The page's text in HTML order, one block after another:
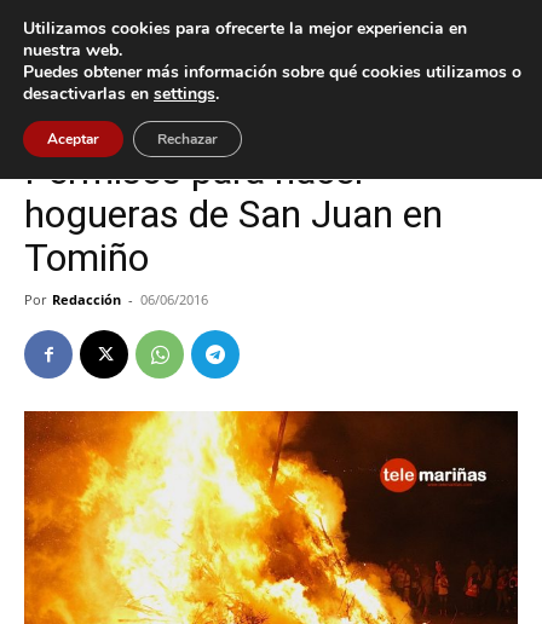
Inicio Cultura / Ocio
Cultura / Ocio Tomiño
Permisos para hacer
hogueras de San Juan en
Tomiño
Por Redacción - 06/06/2016
Utilizamos cookies para ofrecerte la mejor experiencia en
nuestra web.
Puedes obtener más información sobre qué cookies utilizamos o
desactivarlas en settings.
Aceptar Rechazar